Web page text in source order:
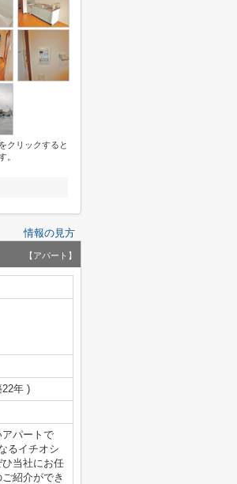
クリックすると
。
情報の見方
【アパート】
年 )
パートで
るイチオシ
当社にお任
紹介ができ